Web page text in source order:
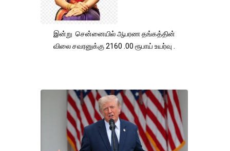
இன்று சென்னையில் ஆபரண தங்கத்தின்
விலை சவரனுக்கு 2160 .00 ரூபாய் உயர்வு .